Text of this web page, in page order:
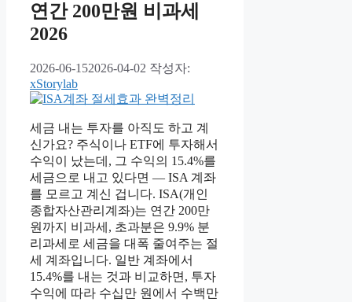
연간 200만원 비과세
2026
2026-06-152026-04-02 작성자:
xStorylab
세금 내는 투자를 아직도 하고 계
신가요? 주식이나 ETF에 투자해서
수익이 났는데, 그 수익의 15.4%를
세금으로 내고 있다면 — ISA 계좌
를 모르고 계신 겁니다. ISA(개인
종합자산관리계좌)는 연간 200만
원까지 비과세, 초과분은 9.9% 분
리과세로 세금을 대폭 줄여주는 절
세 계좌입니다. 일반 계좌에서
15.4%를 내는 것과 비교하면, 투자
수익에 따라 수십만 원에서 수백만